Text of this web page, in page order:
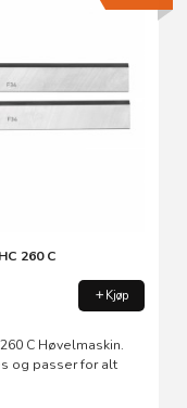
260 C
Kjøp
C Høvelmaskin.
og passer for alt